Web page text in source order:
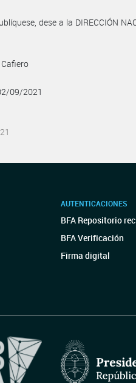
dese a la DIRECCIÓN
Cafiero
09/2021
AUTENTICACIONES
BFA Repositorio
BFA Verificación
Firma digital